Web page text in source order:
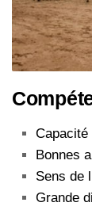
Capacité
Bonnes
Sens de
Grande